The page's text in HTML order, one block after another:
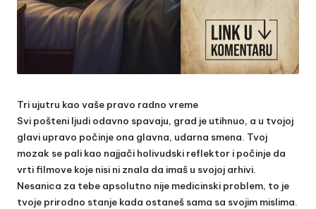
Tri ujutru kao vaše pravo radno vreme
Svi pošteni ljudi odavno spavaju, grad je utihnuo, a u tvojoj
glavi upravo počinje ona glavna, udarna smena. Tvoj
mozak se pali kao najjači holivudski reflektor i počinje da
vrti filmove koje nisi ni znala da imaš u svojoj arhivi.
Nesanica za tebe apsolutno nije medicinski problem, to je
tvoje prirodno stanje kada ostaneš sama sa svojim mislima.